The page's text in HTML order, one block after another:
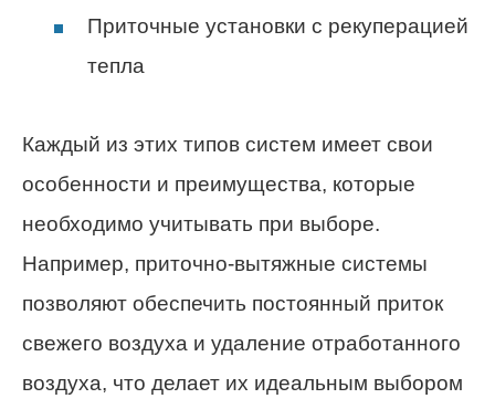
Приточные установки с рекуперацией
тепла
Каждый из этих типов систем имеет свои
особенности и преимущества, которые
необходимо учитывать при выборе.
Например, приточно-вытяжные системы
позволяют обеспечить постоянный приток
свежего воздуха и удаление отработанного
воздуха, что делает их идеальным выбором